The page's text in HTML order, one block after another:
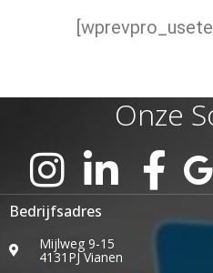
Onze
Bedrijfsadres
Mijlweg 9-15
4131PJ Vianen